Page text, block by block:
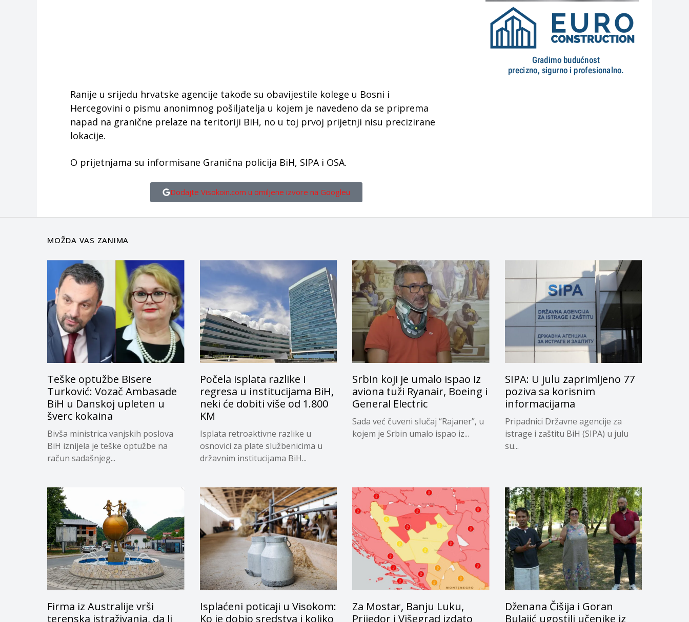
Ranije u srijedu hrvatske agencije takođe su obavijestile kolege u Bosni i
Hercegovini o pismu anonimnog pošiljatelja u kojem je navedeno da se priprema
napad na granične prelaze na teritoriji BiH, no u toj prvoj prijetnji nisu precizirane
lokacije.
O prijetnjama su informisane Granična policija BiH, SIPA i OSA.
Dodajte Visokoin.com u omiljene izvore na Googleu
MOŽDA VAS ZANIMA
Teške optužbe Bisere
Turković: Vozač Ambasade
BiH u Danskoj upleten u
šverc kokaina
Bivša ministrica vanjskih poslova
BiH iznijela je teške optužbe na
račun sadašnjeg...
Počela isplata razlike i
regresa u institucijama BiH,
neki će dobiti više od 1.800
KM
Isplata retroaktivne razlike u
osnovici za plate službenicima u
državnim institucijama BiH...
Srbin koji je umalo ispao iz
aviona tuži Ryanair, Boeing i
General Electric
Sada već čuveni slučaj “Rajaner”, u
kojem je Srbin umalo ispao iz...
SIPA: U julu zaprimljeno 77
poziva sa korisnim
informacijama
Pripadnici Državne agencije za
istrage i zaštitu BiH (SIPA) u julu
su...
Firma iz Australije vrši
terenska istraživanja, da li
Isplaćeni poticaji u Visokom:
Ko je dobio sredstva i koliko
Za Mostar, Banju Luku,
Prijedor i Višegrad izdato
Dženana Čišija i Goran
Bulajić ugostili učenike iz